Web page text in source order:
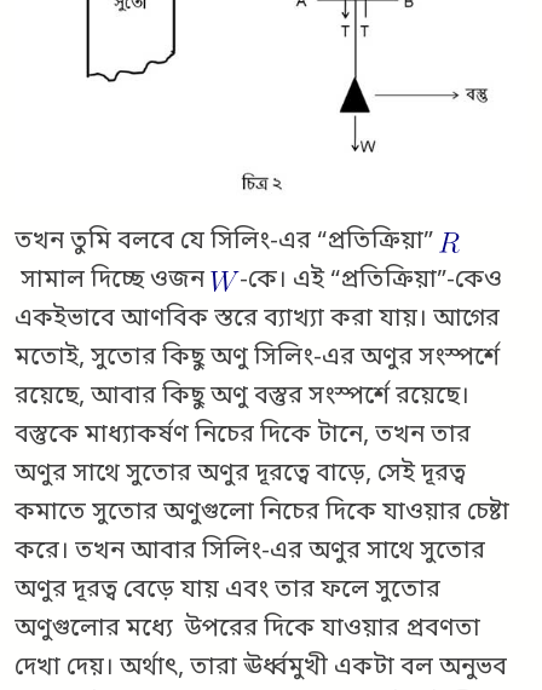
তখন তুমি বলবে যে সিলিং-এর “প্রতিক্রিয়া”
সামাল দিচ্ছে ওজন
-কে। এই “প্রতিক্রিয়া”-কেও
একইভাবে আণবিক স্তরে ব্যাখ্যা করা যায়। আগের
মতোই, সুতোর কিছু অণু সিলিং-এর অণুর সংস্পর্শে
রয়েছে, আবার কিছু অণু বস্তুর সংস্পর্শে রয়েছে।
বস্তুকে মাধ্যাকর্ষণ নিচের দিকে টানে, তখন তার
অণুর সাথে সুতোর অণুর দূরত্বে বাড়ে, সেই দূরত্ব
কমাতে সুতোর অণুগুলো নিচের দিকে যাওয়ার চেষ্টা
করে। তখন আবার সিলিং-এর অণুর সাথে সুতোর
অণুর দূরত্ব বেড়ে যায় এবং তার ফলে সুতোর
অণুগুলোর মধ্যে উপরের দিকে যাওয়ার প্রবণতা
দেখা দেয়। অর্থাৎ, তারা ঊর্ধ্বমুখী একটা বল অনুভব